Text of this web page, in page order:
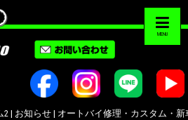
MENU
お知らせ | オートバイ修理・カスタム・新車